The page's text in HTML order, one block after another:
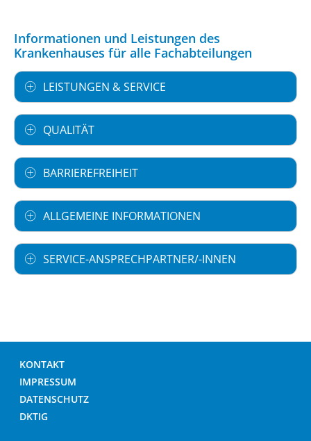
Informationen und Leistungen des
Krankenhauses für alle Fachabteilungen
LEISTUNGEN & SERVICE
QUALITÄT
BARRIEREFREIHEIT
ALLGEMEINE INFORMATIONEN
SERVICE-ANSPRECHPARTNER/-INNEN
KONTAKT
IMPRESSUM
DATENSCHUTZ
DKTIG